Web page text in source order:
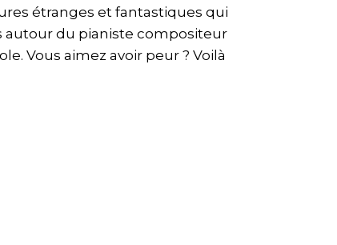
étranges et fantastiques qui
autour du pianiste compositeur
Vous aimez avoir peur ? Voilà